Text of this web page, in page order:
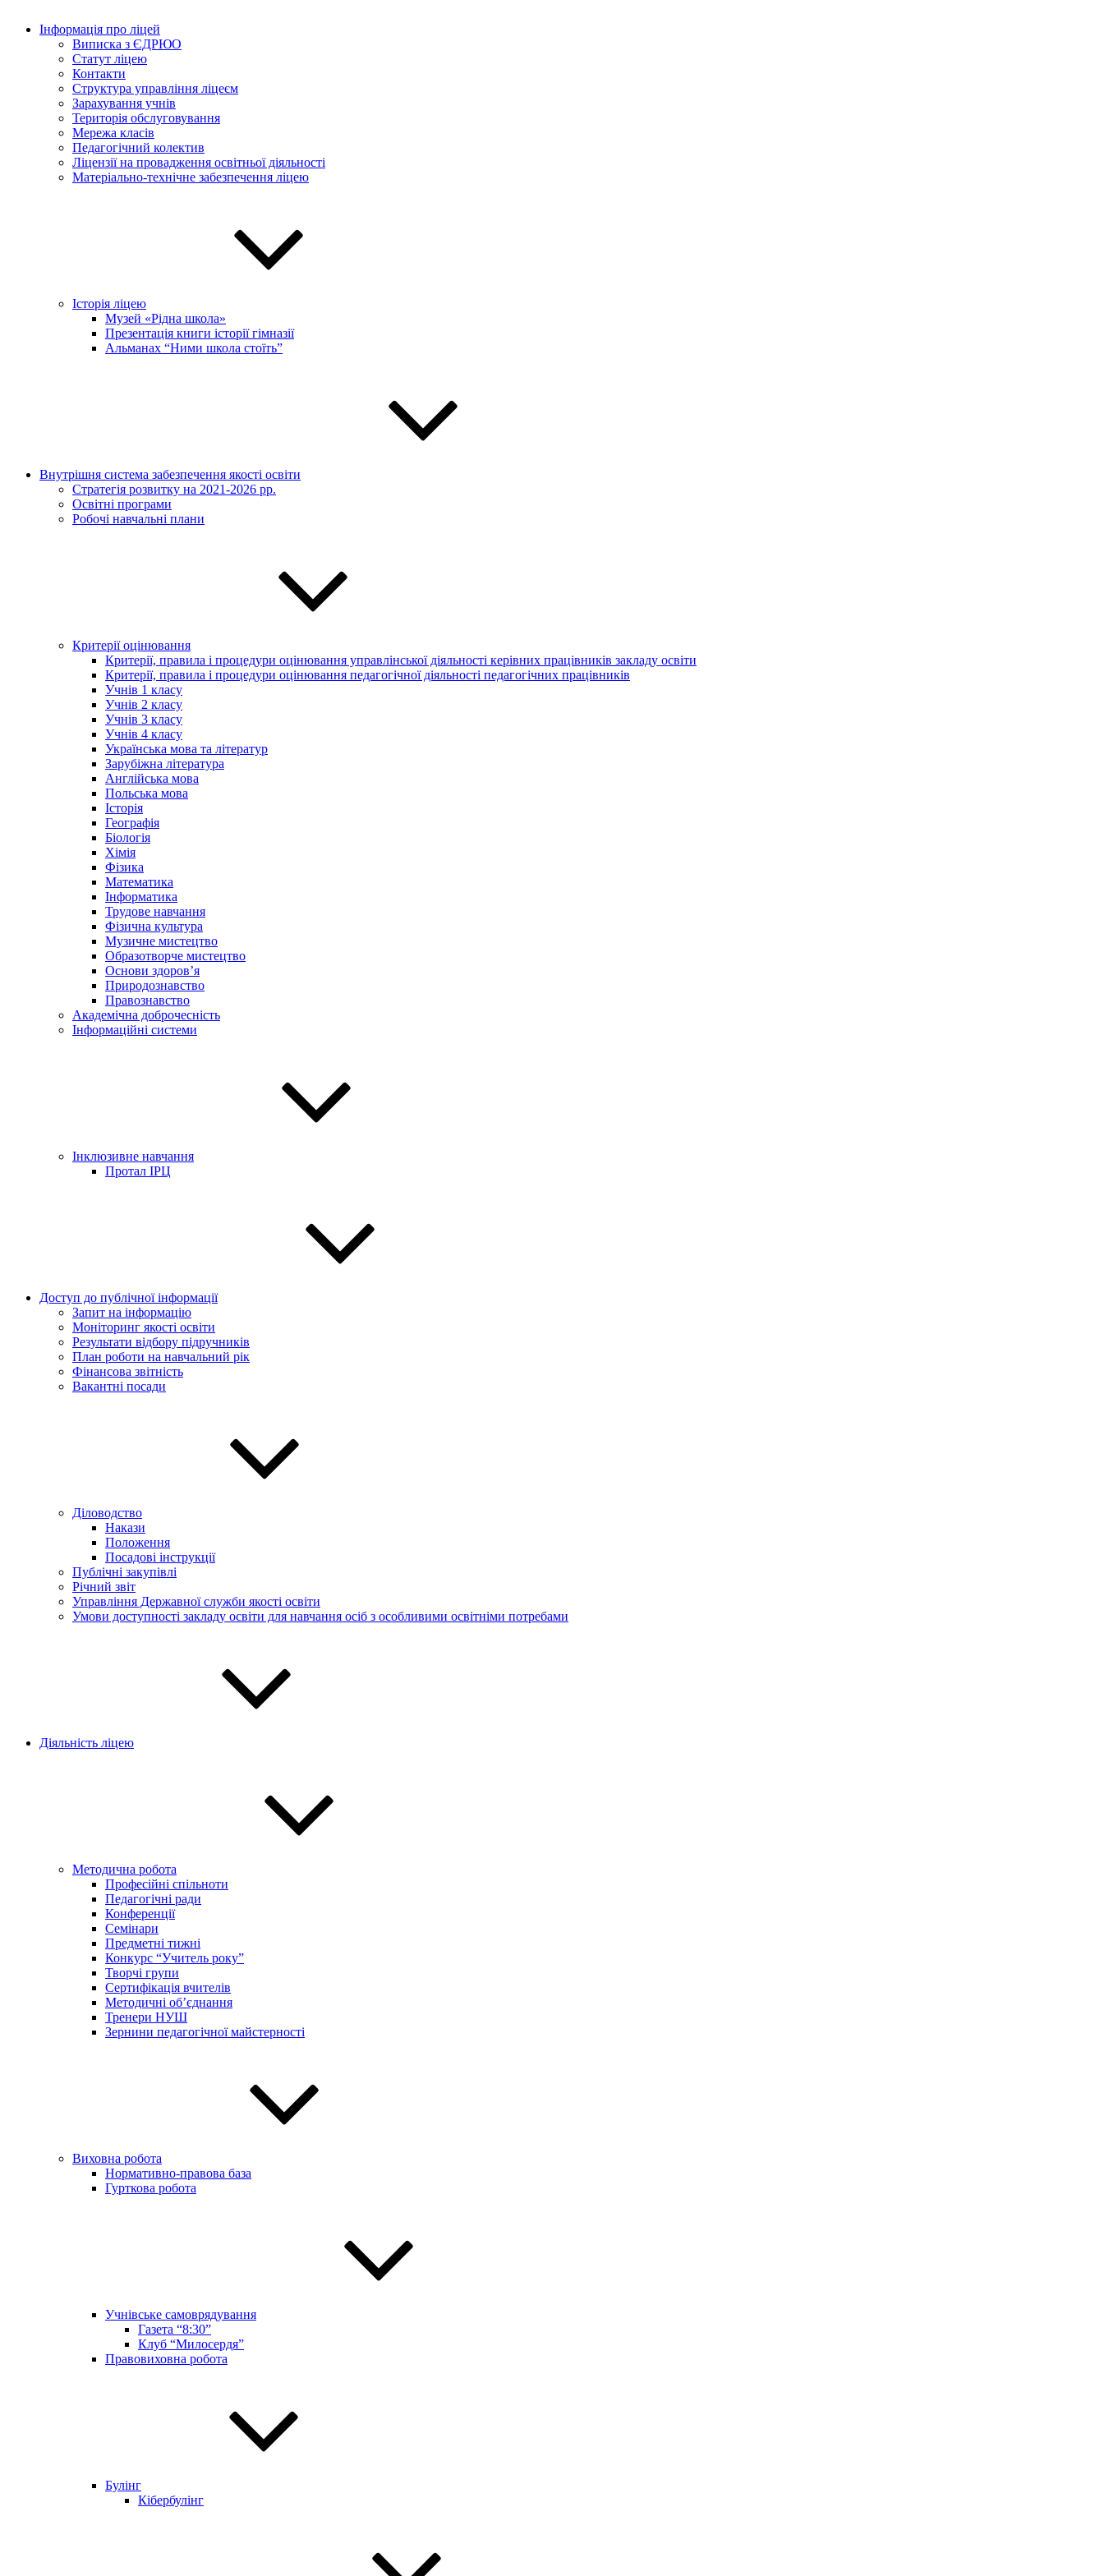
Інформація про ліцей
Виписка з ЄДРЮО
Статут ліцею
Контакти
Структура управління ліцеєм
Зарахування учнів
Територія обслуговування
Мережа класів
Педагогічний колектив
Ліцензії на провадження освітньої діяльності
Матеріально-технічне забезпечення ліцею
Історія ліцею
Музей «Рідна школа»
Презентація книги історії гімназії
Альманах “Ними школа стоїть”
Внутрішня система забезпечення якості освіти
Стратегія розвитку на 2021-2026 рр.
Освітні програми
Робочі навчальні плани
Критерії оцінювання
Критерії, правила і процедури оцінювання управлінської діяльності керівних працівників закладу освіти
Критерії, правила і процедури оцінювання педагогічної діяльності педагогічних працівників
Учнів 1 класу
Учнів 2 класу
Учнів 3 класу
Учнів 4 класу
Українська мова та літератур
Зарубіжна література
Англійська мова
Польська мова
Історія
Географія
Біологія
Хімія
Фізика
Математика
Інформатика
Трудове навчання
Фізична культура
Музичне мистецтво
Образотворче мистецтво
Основи здоров’я
Природознавство
Правознавство
Академічна доброчесність
Інформаційні системи
Інклюзивне навчання
Протал ІРЦ
Доступ до публічної інформації
Запит на інформацію
Моніторинг якості освіти
Результати відбору підручників
План роботи на навчальний рік
Фінансова звітність
Вакантні посади
Діловодство
Накази
Положення
Посадові інструкції
Публічні закупівлі
Річний звіт
Управління Державної служби якості освіти
Умови доступності закладу освіти для навчання осіб з особливими освітніми потребами
Діяльність ліцею
Методична робота
Професійні спільноти
Педагогічні ради
Конференції
Семінари
Предметні тижні
Конкурс “Учитель року”
Творчі групи
Сертифікація вчителів
Методичні об’єднання
Тренери НУШ
Зернини педагогічної майстерності
Виховна робота
Нормативно-правова база
Гурткова робота
Учнівське самоврядування
Газета “8:30”
Клуб “Милосердя”
Правовиховна робота
Булінг
Кібербулінг